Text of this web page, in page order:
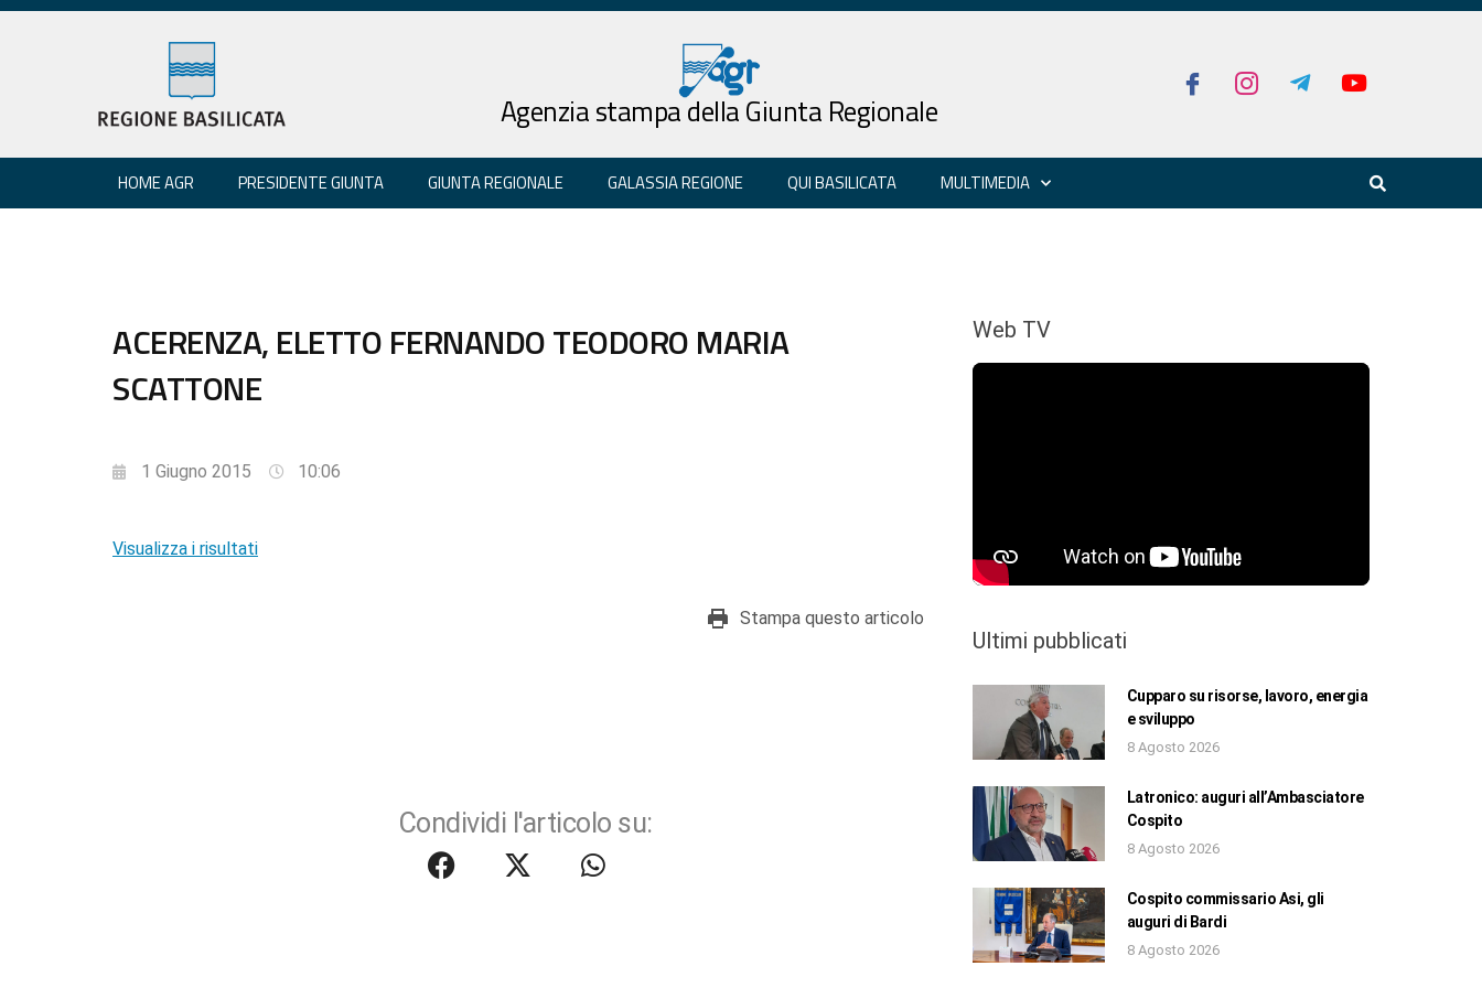
Agenzia stampa della Giunta Regionale
HOME AGR PRESIDENTE GIUNTA GIUNTA REGIONALE GALASSIA REGIONE QUI BASILICATA MULTIMEDIA
ACERENZA, ELETTO FERNANDO TEODORO MARIA
SCATTONE
1 Giugno 2015 10:06
Visualizza i risultati
Stampa questo articolo
Condividi l'articolo su:
Web TV
Ultimi pubblicati
Cupparo su risorse, lavoro, energia
e sviluppo
8 Agosto 2026
Latronico: auguri all’Ambasciatore
Cospito
8 Agosto 2026
Cospito commissario Asi, gli
auguri di Bardi
8 Agosto 2026